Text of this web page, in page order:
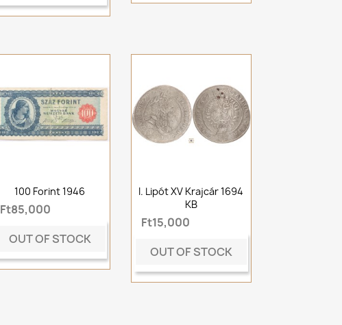
100 Forint 1946
Ft85,000
OUT OF STOCK
I. Lipót XV Krajcár 1694
KB
Ft15,000
OUT OF STOCK